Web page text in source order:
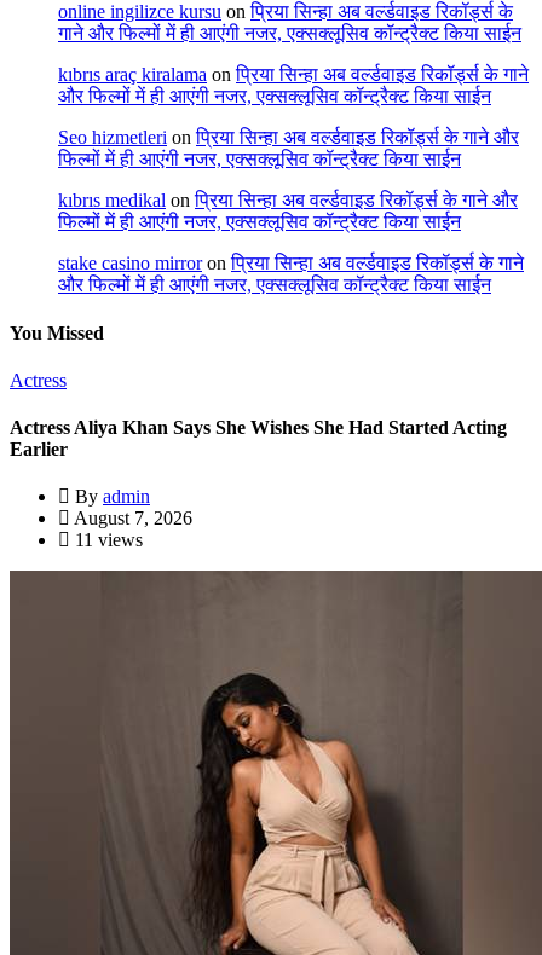
online ingilizce kursu onप्रिया सिन्हा अब वर्ल्डवाइड रिकॉर्ड्स के
गाने और फिल्मों में ही आएंगी नजर, एक्सक्लूसिव कॉन्ट्रैक्ट किया साईन
kıbrıs araç kiralama onप्रिया सिन्हा अब वर्ल्डवाइड रिकॉर्ड्स के गाने
और फिल्मों में ही आएंगी नजर, एक्सक्लूसिव कॉन्ट्रैक्ट किया साईन
Seo hizmetleri onप्रिया सिन्हा अब वर्ल्डवाइड रिकॉर्ड्स के गाने और
फिल्मों में ही आएंगी नजर, एक्सक्लूसिव कॉन्ट्रैक्ट किया साईन
kıbrıs medikal onप्रिया सिन्हा अब वर्ल्डवाइड रिकॉर्ड्स के गाने और
फिल्मों में ही आएंगी नजर, एक्सक्लूसिव कॉन्ट्रैक्ट किया साईन
stake casino mirroronप्रिया सिन्हा अब वर्ल्डवाइड रिकॉर्ड्स के गाने
और फिल्मों में ही आएंगी नजर, एक्सक्लूसिव कॉन्ट्रैक्ट किया साईन
You Missed
Actress
Actress Aliya Khan Says She Wishes She Had Started Acting
Earlier
By admin
August 7, 2026
11 views